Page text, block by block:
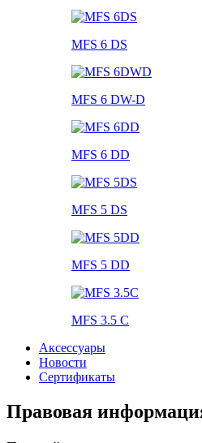
MFS 6 DS
MFS 6 DW-D
MFS 6 DD
MFS 5 DS
MFS 5 DD
MFS 3.5 C
Аксессуары
Новости
Сертификаты
Правовая